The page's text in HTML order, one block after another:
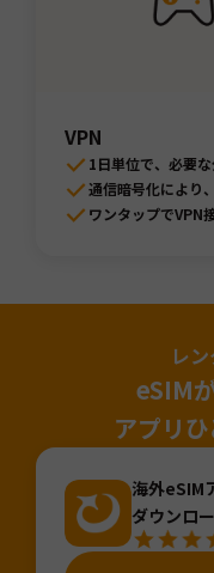
VPN
1日単位で、必要
通信暗号化により
ワンタップでVPN
レ
eSIM
アプリ
海外eSIM
ダウンロ